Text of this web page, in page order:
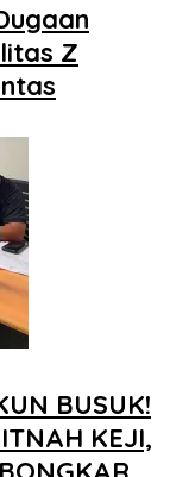
Z
BUSUK!
KEJI,